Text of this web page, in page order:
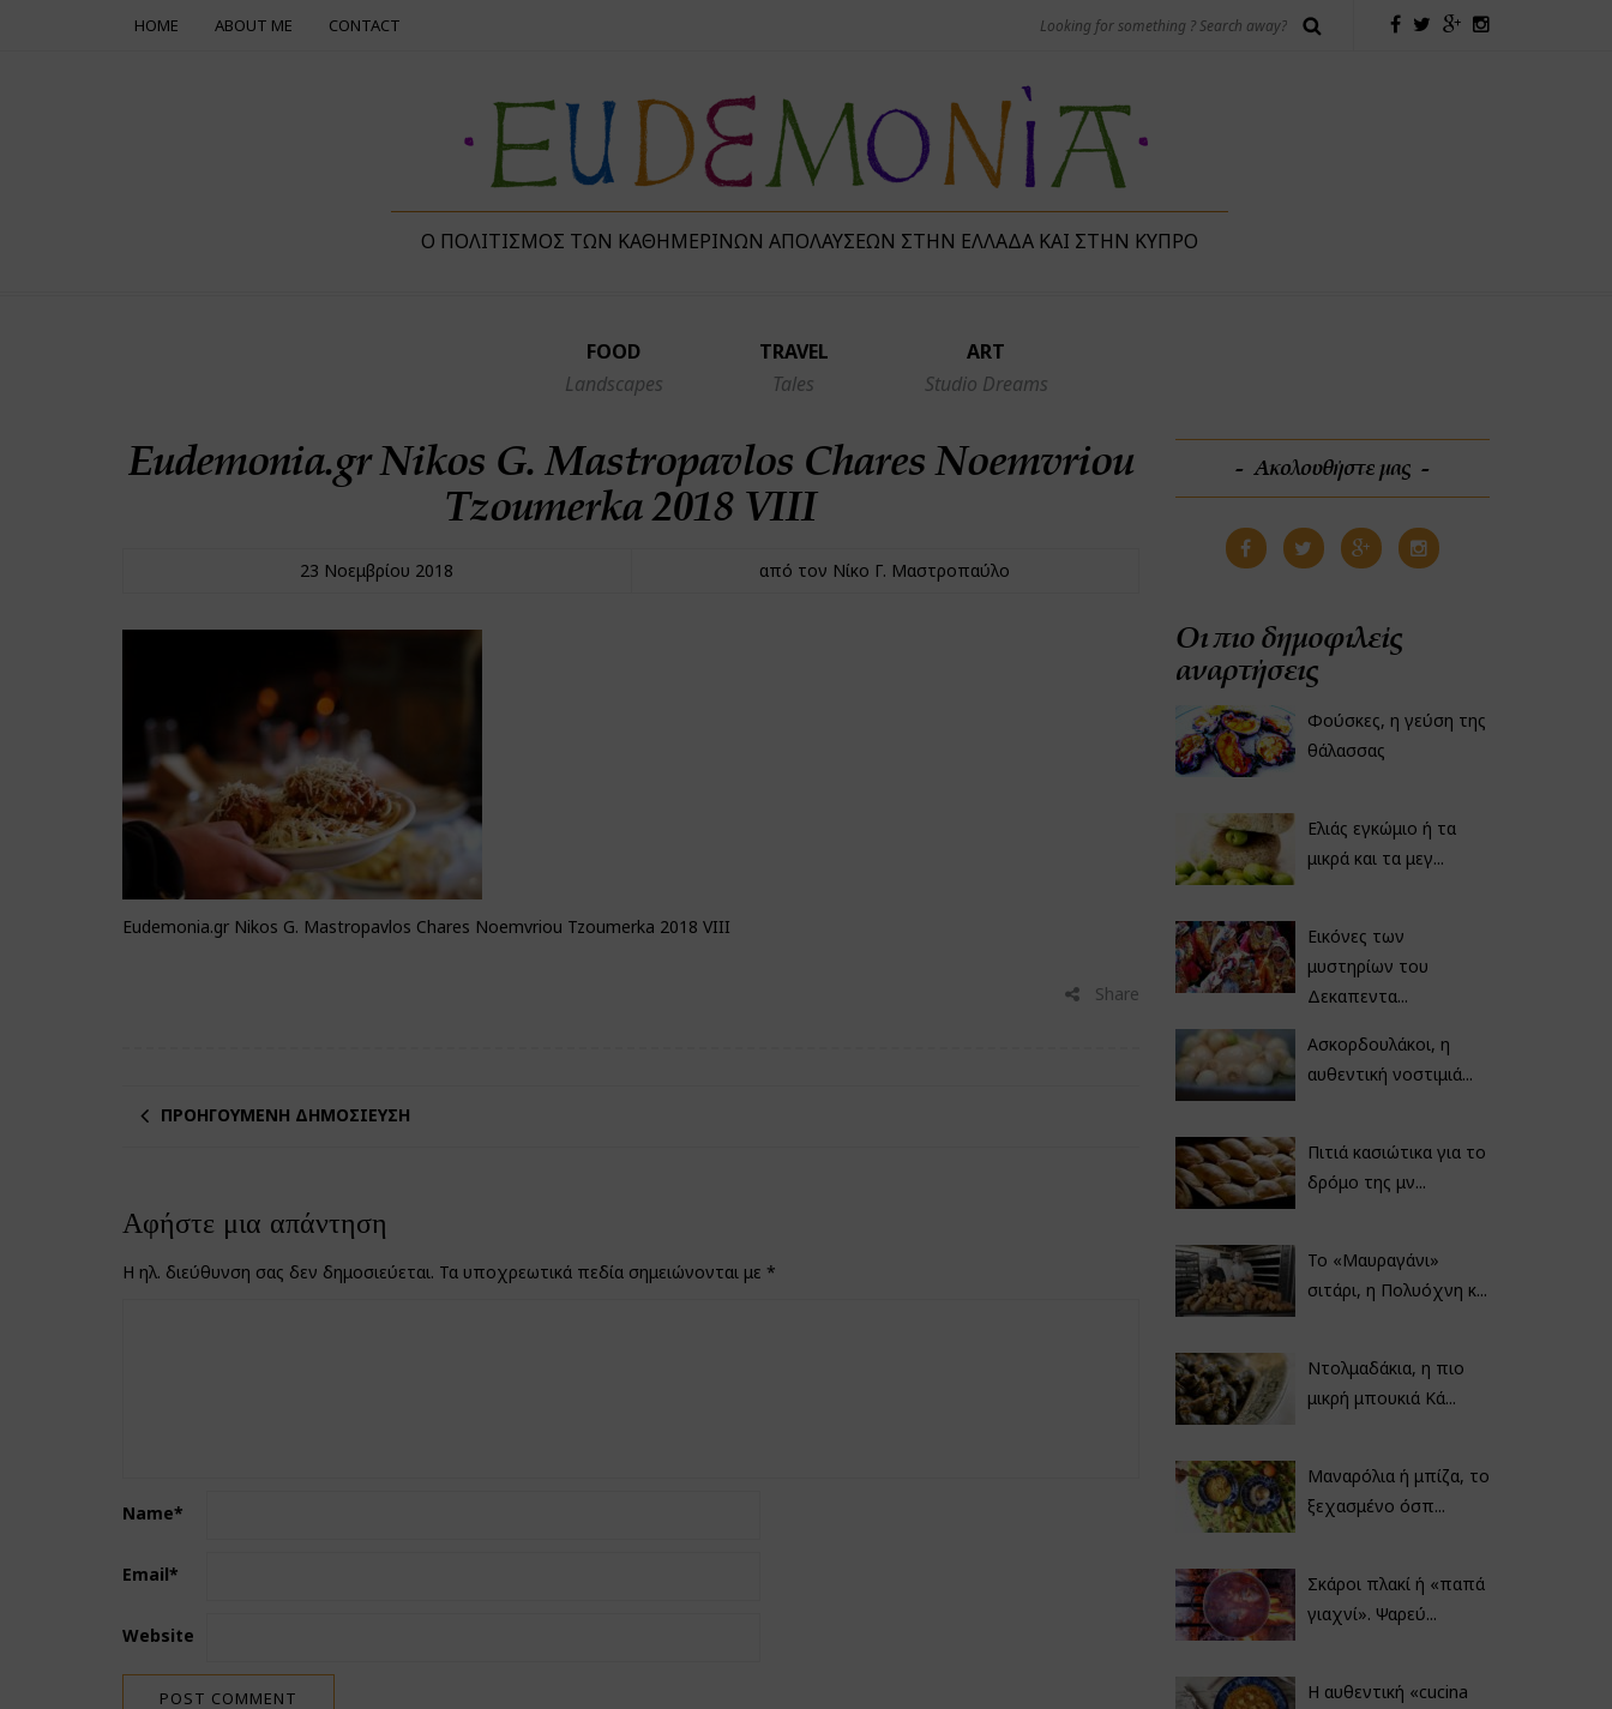
HOME ABOUT ME CONTACT
Ο ΠΟΛΙΤΙΣΜΌΣ ΤΩΝ ΚΑΘΗΜΕΡΙΝΏΝ ΑΠΟΛΑΎΣΕΩΝ ΣΤΗΝ ΕΛΛΆΔΑ ΚΑΙ ΣΤΗΝ ΚΎΠΡΟ
FOOD
Landscapes
TRAVEL
Tales
ART
Studio Dreams
Eudemonia.gr Nikos G. Mastropavlos Chares Noemvriou
Tzoumerka 2018 VIII
23 Νοεμβρίου 2018 από τον Νίκο Γ. Μαστροπαύλο
Eudemonia.gr Nikos G. Mastropavlos Chares Noemvriou Tzoumerka 2018 VIII
Share
ΠΡΟΗΓΟΎΜΕΝΗ ΔΗΜΟΣΊΕΥΣΗ
Αφήστε μια απάντηση
Η ηλ. διεύθυνση σας δεν δημοσιεύεται. Τα υποχρεωτικά πεδία σημειώνονται με *
Name*
Email*
Website
Ακολουθήστε μας
Οι πιο δημοφιλείς
αναρτήσεις
Φούσκες, η γεύση της
θάλασσας
Ελιάς εγκώμιο ή τα
μικρά και τα μεγ...
Εικόνες των
μυστηρίων του
Δεκαπεντα...
Ασκορδουλάκοι, η
αυθεντική νοστιμιά...
Πιτιά κασιώτικα για το
δρόμο της μν...
Το «Μαυραγάνι»
σιτάρι, η Πολυόχνη κ...
Ντολμαδάκια, η πιο
μικρή μπουκιά Κά...
Μαναρόλια ή μπίζα, το
ξεχασμένο όσπ...
Σκάροι πλακί ή «παπά
γιαχνί». Ψαρεύ...
Η αυθεντική «cucina